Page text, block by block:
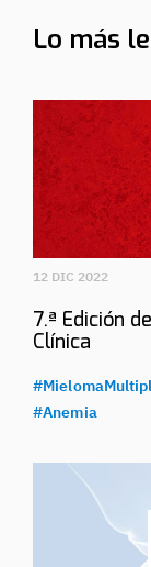
Lo más
12 DIC 2022
7.ª Edición
Clínica
#Anemia